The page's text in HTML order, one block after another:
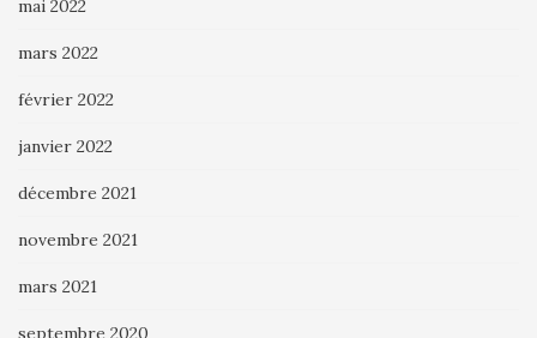
mai 2022
mars 2022
février 2022
janvier 2022
décembre 2021
novembre 2021
mars 2021
septembre 2020